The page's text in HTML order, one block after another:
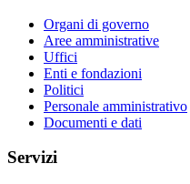
Organi di governo
Aree amministrative
Uffici
Enti e fondazioni
Politici
Personale amministrativo
Documenti e dati
Servizi